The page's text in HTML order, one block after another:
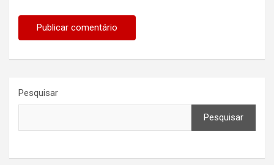
Pesquisar
Pesquisar